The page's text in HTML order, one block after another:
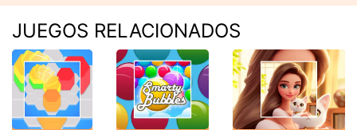
JUEGOS RELACIONADOS